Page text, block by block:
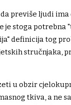
previše ljudi ima
je stoga potrebna
definicija tog
stručnjaka,
u obzir
tkiva, a ne